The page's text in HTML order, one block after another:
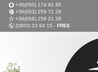
+38(050) 174 91 85
+38(063) 259 71 29
+38(068) 256 21 39
(0800) 33 64 15 - FREE